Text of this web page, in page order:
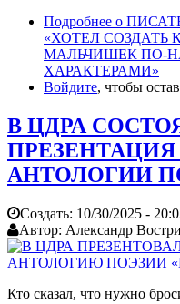
Подробнее о
«ХОТЕЛ СОЗДАТЬ
МАЛЬЧИШЕК ПО-
ХАРАКТЕРАМИ»
Войдите, чтобы
В ЦДРА
АНТОЛОГИИ
Создать: 10/30/2025 -
Автор: Александр
Кто сказал, что нужно